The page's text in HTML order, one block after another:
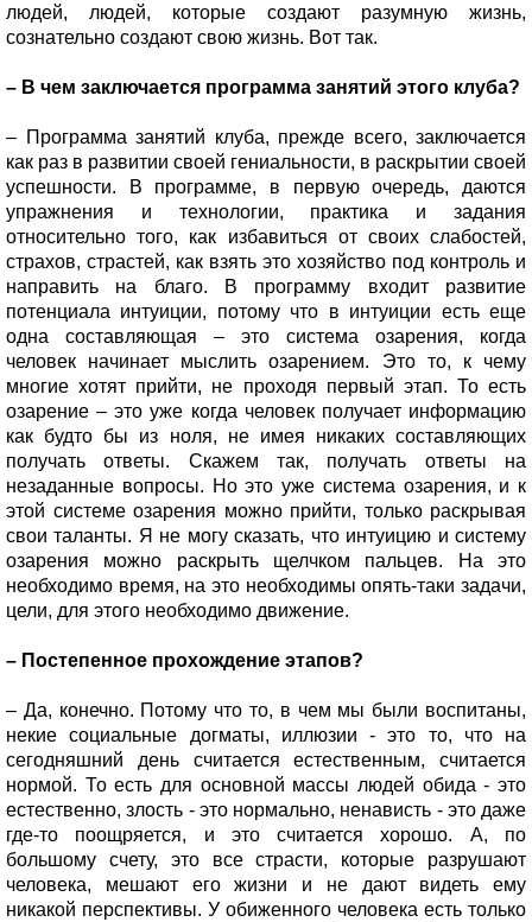
людей, людей, которые создают разумную жизнь,
сознательно создают свою жизнь. Вот так.
– В чем заключается программа занятий этого клуба?
– Программа занятий клуба, прежде всего, заключается
как раз в развитии своей гениальности, в раскрытии своей
успешности. В программе, в первую очередь, даются
упражнения и технологии, практика и задания
относительно того, как избавиться от своих слабостей,
страхов, страстей, как взять это хозяйство под контроль и
направить на благо. В программу входит развитие
потенциала интуиции, потому что в интуиции есть еще
одна составляющая – это система озарения, когда
человек начинает мыслить озарением. Это то, к чему
многие хотят прийти, не проходя первый этап. То есть
озарение – это уже когда человек получает информацию
как будто бы из ноля, не имея никаких составляющих
получать ответы. Скажем так, получать ответы на
незаданные вопросы. Но это уже система озарения, и к
этой системе озарения можно прийти, только раскрывая
свои таланты. Я не могу сказать, что интуицию и систему
озарения можно раскрыть щелчком пальцев. На это
необходимо время, на это необходимы опять-таки задачи,
цели, для этого необходимо движение.
– Постепенное прохождение этапов?
– Да, конечно. Потому что то, в чем мы были воспитаны,
некие социальные догматы, иллюзии - это то, что на
сегодняшний день считается естественным, считается
нормой. То есть для основной массы людей обида - это
естественно, злость - это нормально, ненависть - это даже
где-то поощряется, и это считается хорошо. А, по
большому счету, это все страсти, которые разрушают
человека, мешают его жизни и не дают видеть ему
никакой перспективы. У обиженного человека есть только